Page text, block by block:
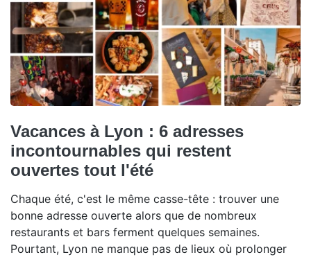
Vacances à Lyon : 6 adresses
incontournables qui restent
ouvertes tout l'été
Chaque été, c'est le même casse-tête : trouver une
bonne adresse ouverte alors que de nombreux
restaurants et bars ferment quelques semaines.
Pourtant, Lyon ne manque pas de lieux où prolonger